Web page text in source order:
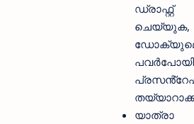
ഡ്രാഫ്റ്റ്
ചെയ്യുക,
യാത്രാ